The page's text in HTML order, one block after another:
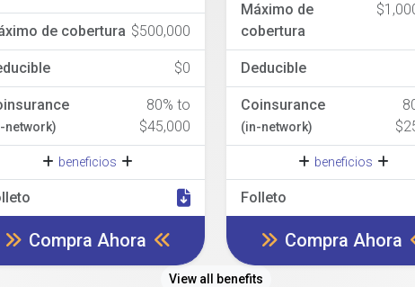
de cobertura $500,000
$0
network)
80% to
$45,000
beneficios
Compra Ahora
Máximo de
cobertura
Deducible
Coinsurance
(in-network)
beneficios
Folleto
Compra Ahora
View all benefits